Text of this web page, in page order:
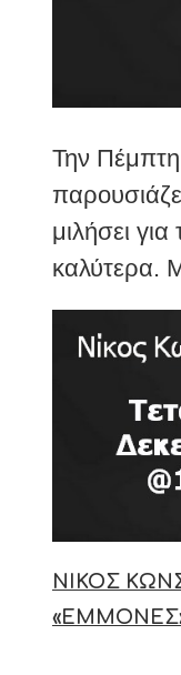
Την
μιλήσει
καλύτερα.
ΝΙΚΟΣ